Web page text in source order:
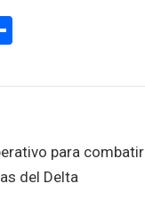
ar
para combatir
del Delta